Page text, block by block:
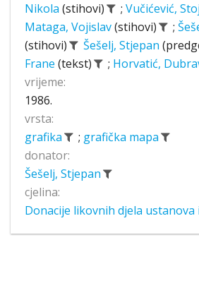
Nikola (stihovi) ; Vučićević,
Mataga, Vojislav(stihovi) ;
(stihovi)
Šešelj, Stjepan
Frane (tekst) ; Horvatić,
vrijeme:
1986.
vrsta:
grafika
; grafička mapa
donator:
Šešelj, Stjepan
cjelina:
Donacije likovnih djela